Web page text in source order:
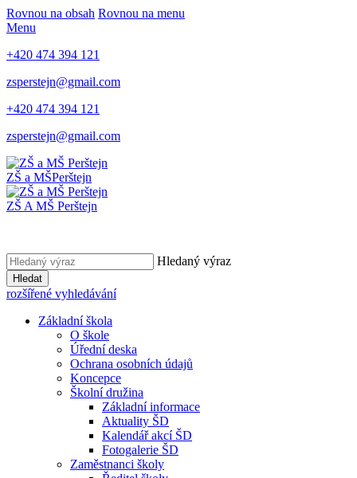
Rovnou na obsah Rovnou na menu
Menu
+420 474 394 121
zsperstejn@gmail.com
+420 474 394 121
zsperstejn@gmail.com
ZŠ a MŠPerštejn
ZŠ A MŠ Perštejn
Hledaný výraz
Hledat
rozšířené vyhledávání
Základní škola
O škole
Úřední deska
Ochrana osobních údajů
Koncepce
Školní družina
Základní informace
Aktuality ŠD
Kalendář akcí ŠD
Fotogalerie ŠD
Zaměstnanci školy